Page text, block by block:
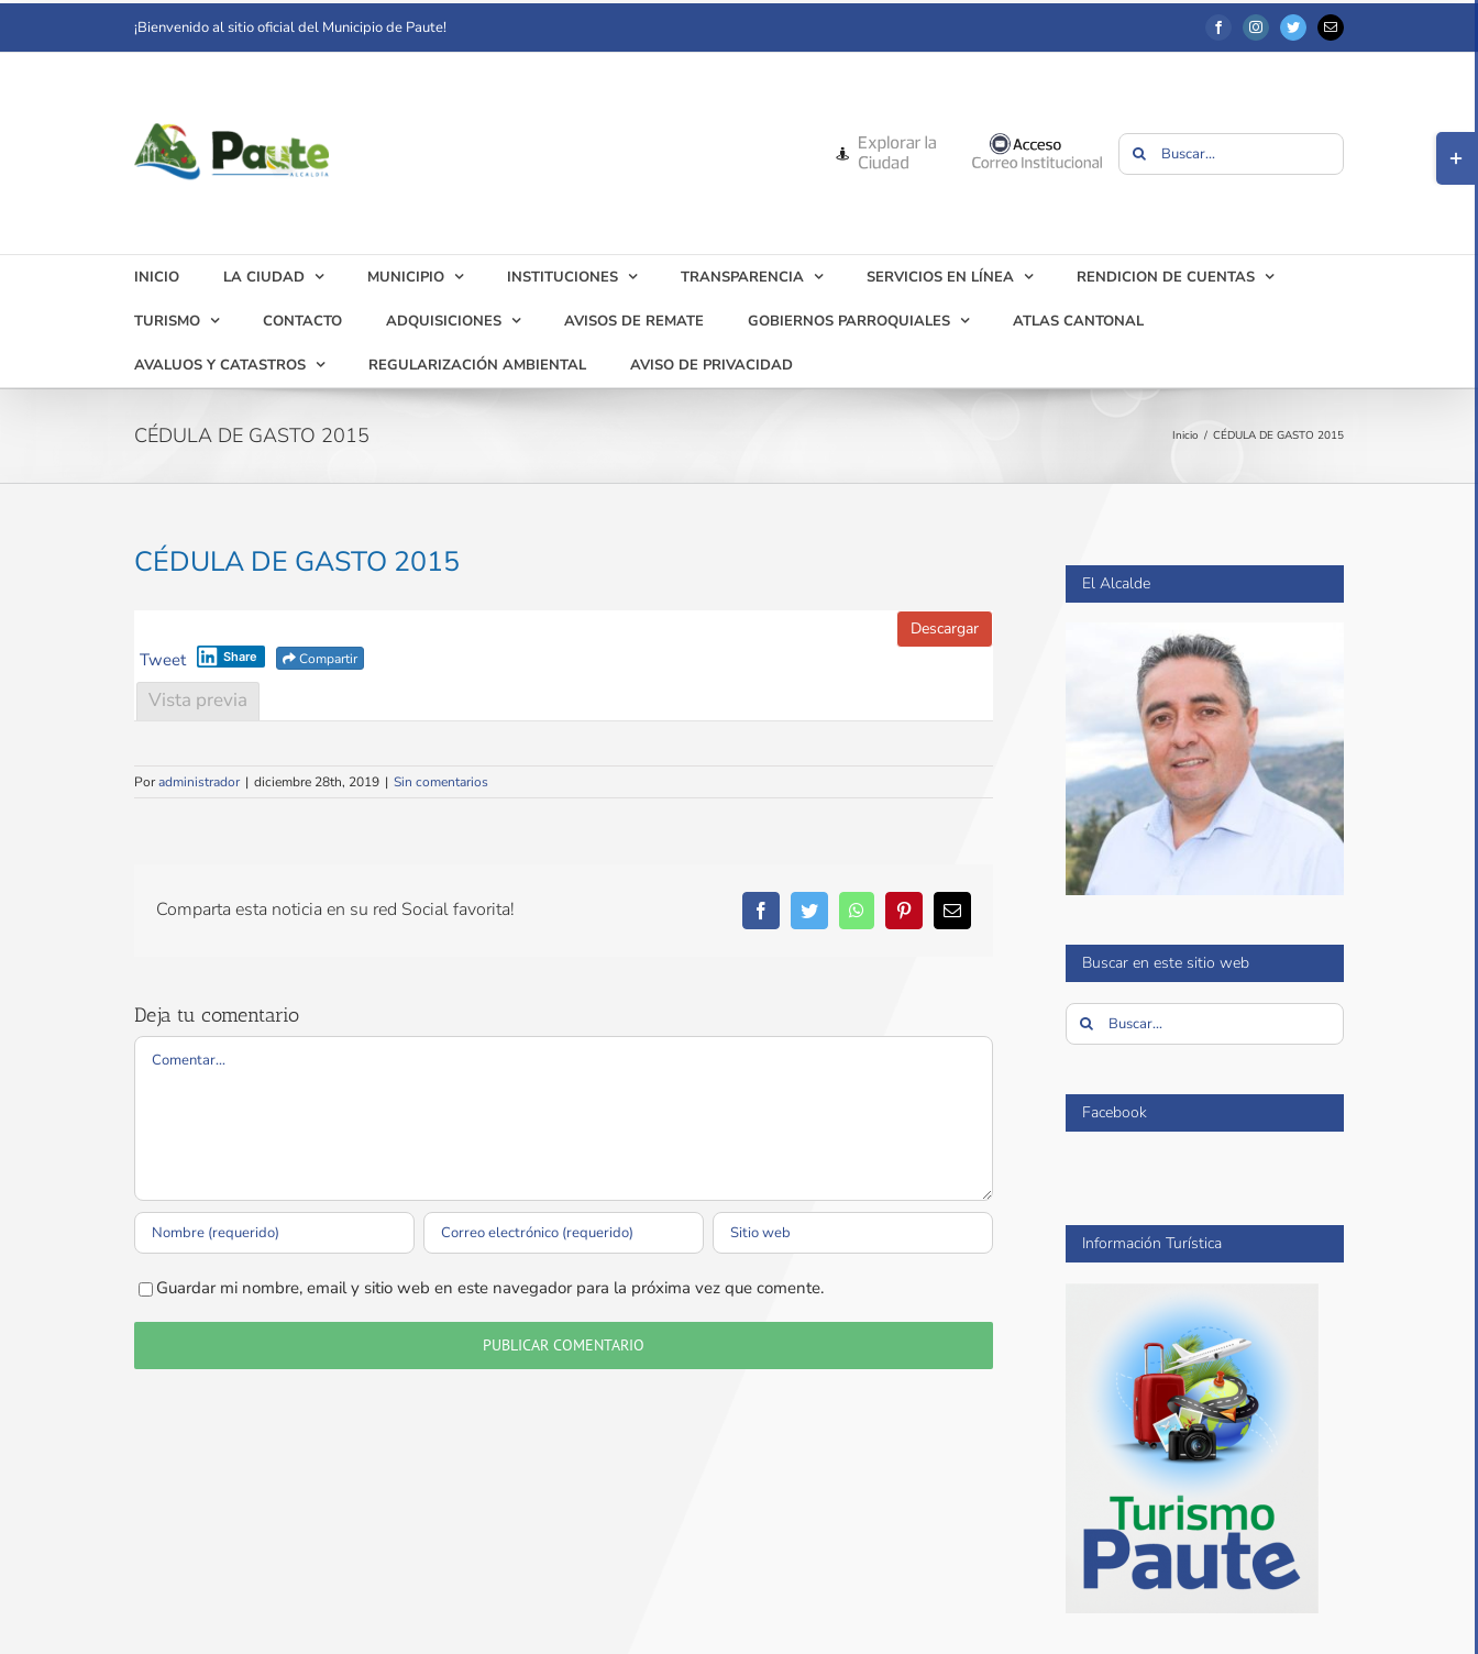
contenido
¡Bienvenido al sitio oficial del Municipio de Paute! FacebookInstagramTwitterCorreo
electrónico
Buscar:
INICIO LA CIUDAD MUNICIPIO INSTITUCIONES TRANSPARENCIA SERVICIOS EN LÍNEA RENDICION DE CUENTAS
TURISMO CONTACTO ADQUISICIONES AVISOS DE REMATE GOBIERNOS PARROQUIALES ATLAS CANTONAL
AVALUOS Y CATASTROS REGULARIZACIÓN AMBIENTAL AVISO DE PRIVACIDAD
CÉDULA DE GASTO 2015 Inicio / CÉDULA DE GASTO 2015
CÉDULA DE GASTO 2015
Descargar
Compartir
Tweet Share
Vista previa
Poradministrador | diciembre 28th, 2019 | Sin comentarios
Comparta esta noticia en su red Social favorita! FacebookTwitter WhatsAppPinterestCorreo
electrónico
Deja tu comentario
Comentar
Guardar mi nombre, email y sitio web en este navegador para la próxima vez que comente.
El Alcalde
Buscar en este sitio web
Buscar:
Facebook
Información Turística
Bar